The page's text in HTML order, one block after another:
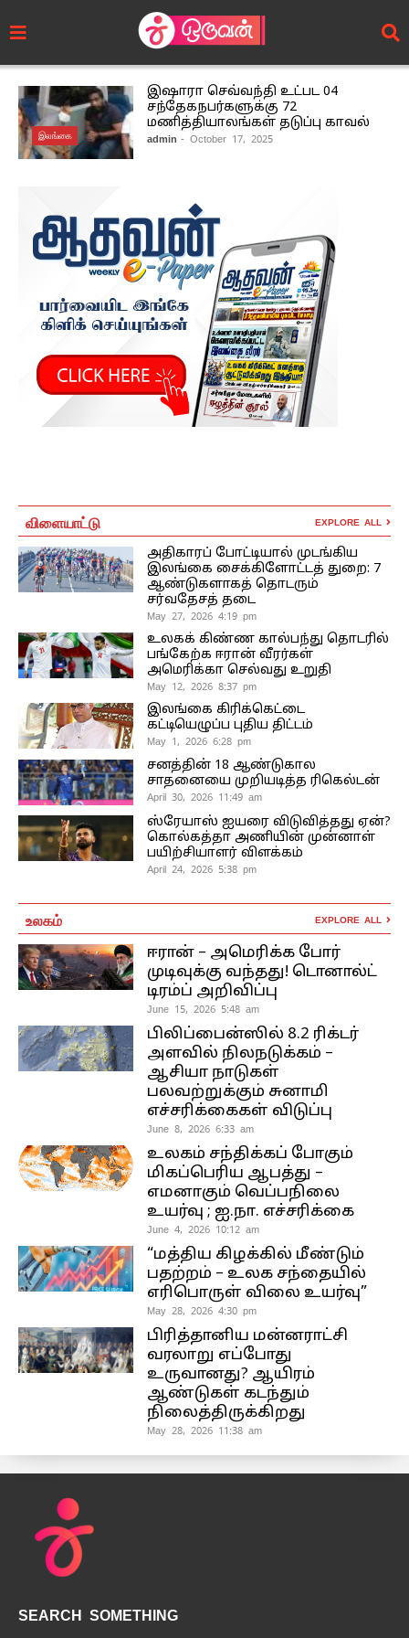
இலங்கை
இஷாரா செவ்வந்தி உட்பட 04
சந்தேகநபர்களுக்கு 72
மணித்தியாலங்கள் தடுப்பு காவல்
admin - October 17, 2025
விளையாட்டு EXPLORE ALL
அதிகாரப் போட்டியால் முடங்கிய
இலங்கை சைக்கிளோட்டத் துறை: 7
ஆண்டுகளாகத் தொடரும்
சர்வதேசத் தடை
May 27, 2026 4:19 pm
உலகக் கிண்ண கால்பந்து தொடரில்
பங்கேற்க ஈரான் வீரர்கள்
அமெரிக்கா செல்வது உறுதி
May 12, 2026 8:37 pm
இலங்கை கிரிக்கெட்டை
கட்டியெழுப்ப புதிய திட்டம்
May 1, 2026 6:28 pm
சனத்தின் 18 ஆண்டுகால
சாதனையை முறியடித்த ரிகெல்டன்
April 30, 2026 11:49 am
ஸ்ரேயாஸ் ஐயரை விடுவித்தது ஏன்?
கொல்கத்தா அணியின் முன்னாள்
பயிற்சியாளர் விளக்கம்
April 24, 2026 5:38 pm
உலகம் EXPLORE ALL
ஈரான் – அமெரிக்க போர்
முடிவுக்கு வந்தது! டொனால்ட்
டிரம்ப் அறிவிப்பு
June 15, 2026 5:48 am
பிலிப்பைன்ஸில் 8.2 ரிக்டர்
அளவில் நிலநடுக்கம் –
ஆசியா நாடுகள்
பலவற்றுக்கும் சுனாமி
எச்சரிக்கைகள் விடுப்பு
June 8, 2026 6:33 am
உலகம் சந்திக்கப் போகும்
மிகப்பெரிய ஆபத்து –
எமனாகும் வெப்பநிலை
உயர்வு ; ஐ.நா. எச்சரிக்கை
June 4, 2026 10:12 am
“மத்திய கிழக்கில் மீண்டும்
பதற்றம் – உலக சந்தையில்
எரிபொருள் விலை உயர்வு”
May 28, 2026 4:30 pm
பிரித்தானிய மன்னராட்சி
வரலாறு எப்போது
உருவானது? ஆயிரம்
ஆண்டுகள் கடந்தும்
நிலைத்திருக்கிறது
May 28, 2026 11:38 am
SEARCH SOMETHING